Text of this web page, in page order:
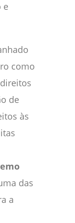
e
como
de
às
das
a